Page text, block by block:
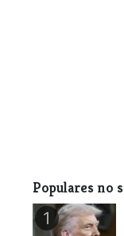
Populares no
1